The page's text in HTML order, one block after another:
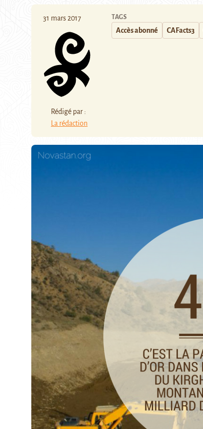
31 mars 2017
Rédigé par :
La rédaction
TAGS
Accès abonné CAFacts3